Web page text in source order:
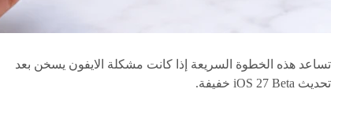
تساعد هذه الخطوة السريعة إذا كانت مشكلة الايفون يسخن بعد
تحديث iOS 27 Beta خفيفة.